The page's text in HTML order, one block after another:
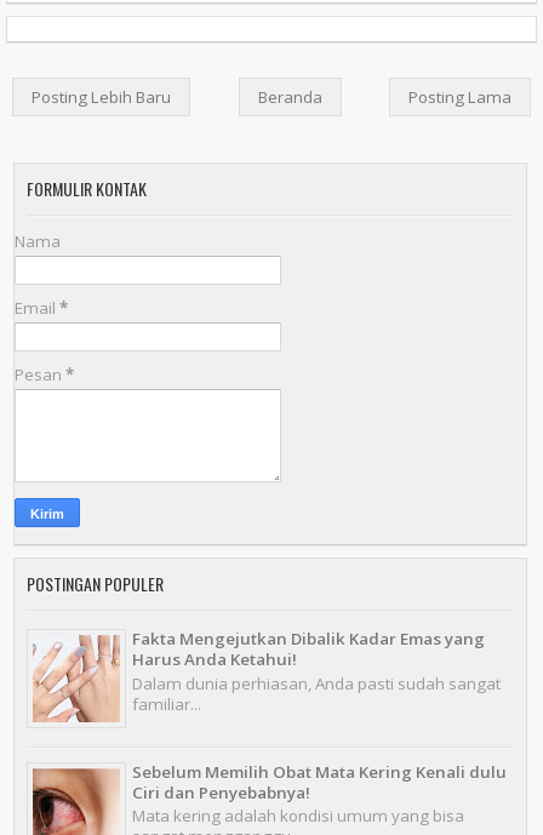
Posting Lebih Baru Posting Lama
Beranda
FORMULIR KONTAK
Nama
Email *
Pesan *
POSTINGAN POPULER
Fakta Mengejutkan Dibalik Kadar Emas yang
Harus Anda Ketahui!
Dalam dunia perhiasan, Anda pasti sudah sangat
familiar...
Sebelum Memilih Obat Mata Kering Kenali dulu
Ciri dan Penyebabnya!
Mata kering adalah kondisi umum yang bisa